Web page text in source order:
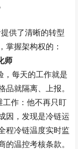
供了清晰的转型
掌握架构权的：
师
，每天的工作就是
品就隔离、上报。
工作：他不再只盯
因，发现是冷链运
程冷链温度实时监
的温控考核条款。